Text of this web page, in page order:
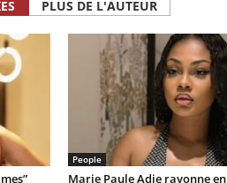
PLUS DE L'AUTEUR
People
Marie Paule Adje rayonne en